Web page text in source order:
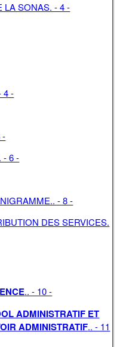
LA SONAS. - 4 -
4 -
-
- 6 -
- 8 -
DES SERVICES.
.. - 10 -
ADMINISTRATIF ET
ADMINISTRATIF.. - 11